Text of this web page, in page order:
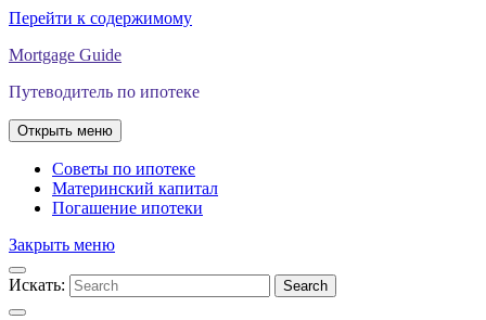
Перейти к содержимому
Mortgage Guide
Путеводитель по ипотеке
Открыть меню
Советы по ипотеке
Материнский капитал
Погашение ипотеки
Закрыть меню
Искать: Search